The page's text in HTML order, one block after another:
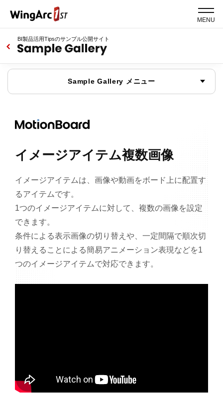
MENU
BI製品活用Tipsのサンプル公開サイト
Sample Gallery メニュー
イメージアイテム複数画像
イメージアイテムは、画像や動画をボード上に配置す
るアイテムです。
1つのイメージアイテムに対して、複数の画像を設定
できます。
条件による表示画像の切り替えや、一定間隔で順次切
り替えることによる簡易アニメーション表現などを1
つのイメージアイテムで対応できます。